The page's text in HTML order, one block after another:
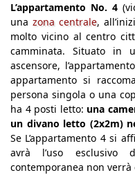
L’appartamento No. 4
una zona centrale,
molto vicino al centro
camminata. Situato in
ascensore,
appartamento si
persona singola o una
ha 4 posti letto: una
un divano letto (2x2m)
Se L’appartamento 4 si
avrà l’uso esclusivo
contemporanea non verrà